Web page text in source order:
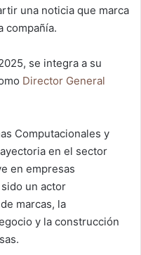
una noticia que marca
compañía.
se integra a su
Director General
Computacionales y
en el sector
en empresas
un actor
marcas, la
y la construcción